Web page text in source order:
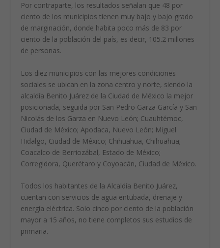
Por contraparte, los resultados señalan que 48 por
ciento de los municipios tienen muy bajo y bajo grado
de marginación, donde habita poco más de 83 por
ciento de la población del país, es decir, 105.2 millones
de personas.
Los diez municipios con las mejores condiciones
sociales se ubican en la zona centro y norte, siendo la
alcaldía Benito Juárez de la Ciudad de México la mejor
posicionada, seguida por San Pedro Garza García y San
Nicolás de los Garza en Nuevo León; Cuauhtémoc,
Ciudad de México; Apodaca, Nuevo León; Miguel
Hidalgo, Ciudad de México; Chihuahua, Chihuahua;
Coacalco de Berriozábal, Estado de México;
Corregidora, Querétaro y Coyoacán, Ciudad de México.
Todos los habitantes de la Alcaldía Benito Juárez,
cuentan con servicios de agua entubada, drenaje y
energía eléctrica. Solo cinco por ciento de la población
mayor a 15 años, no tiene completos sus estudios de
primaria.